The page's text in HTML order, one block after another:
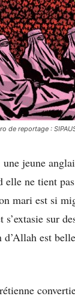
de reportage :
jeune
ne tient
mari est si
sur
est